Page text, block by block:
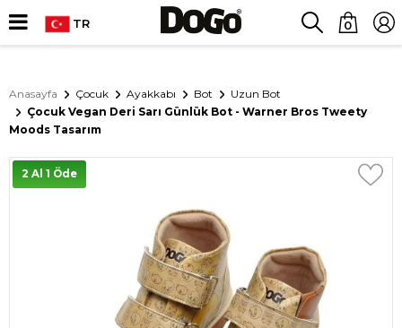
TR 0
Anasayfa Çocuk Ayakkabı Bot
Uzun Bot
Çocuk Vegan Deri Sarı Günlük Bot - Warner Bros Tweety
Moods Tasarım
2 Al 1 Öde